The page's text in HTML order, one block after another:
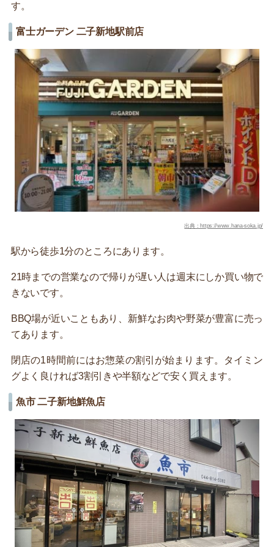
す。
富士ガーデン 二子新地駅前店
出典：https://www.hana-soka.jp/
駅から徒歩1分のところにあります。
21時までの営業なので帰りが遅い人は週末にしか買い物で
きないです。
BBQ場が近いこともあり、新鮮なお肉や野菜が豊富に売っ
てあります。
閉店の1時間前にはお惣菜の割引が始まります。タイミン
グよく良ければ3割引きや半額などで安く買えます。
魚市 二子新地鮮魚店